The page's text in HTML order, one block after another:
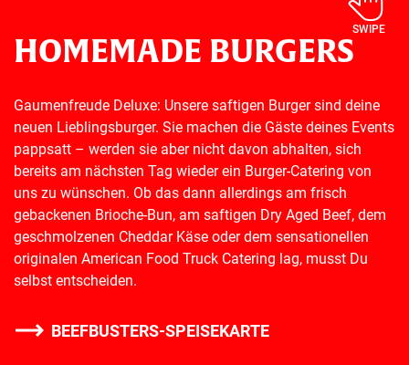
SWIPE
HOMEMADE BURGERS
Gaumenfreude Deluxe: Unsere saftigen Burger sind deine
neuen Lieblingsburger. Sie machen die Gäste deines Events
pappsatt – werden sie aber nicht davon abhalten, sich
bereits am nächsten Tag wieder ein Burger-Catering von
uns zu wünschen. Ob das dann allerdings am frisch
gebackenen Brioche-Bun, am saftigen Dry Aged Beef, dem
geschmolzenen Cheddar Käse oder dem sensationellen
originalen American Food Truck Catering lag, musst Du
selbst entscheiden.
BEEFBUSTERS-SPEISEKARTE